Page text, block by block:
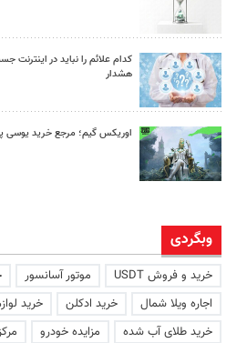
کدام علائم را نباید در
هشدار
اوریکس گیم؛ مرجع خرید یوسی
وبگردی
خرید و فروش USDT موتور آسانسور
اجاره ویلا شمال
خرید ادکلن
خرید
خرید طلای آب شده
مزایده خودرو